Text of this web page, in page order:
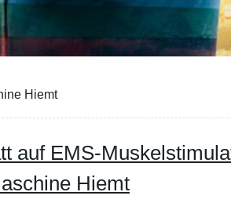
Hiemt
auf EMS-
Hiemt